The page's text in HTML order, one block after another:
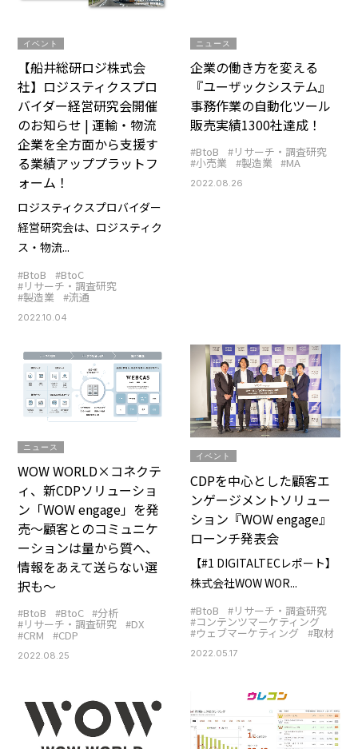
イベント
【船井総研ロジ株式会
社】ロジスティクスプロ
バイダー経営研究会開催
のお知らせ | 運輸・物流
企業を全方面から支援す
る業績アッププラットフ
ォーム！
ロジスティクスプロバイダー
経営研究会は、ロジスティク
ス・物流...
#BtoB #BtoC
#リサーチ・調査研究
#製造業 #流通
2022.10.04
ニュース
企業の働き方を変える
『ユーザックシステム』
事務作業の自動化ツール
販売実績1300社達成！
#BtoB #リサーチ・調査研究
#小売業 #製造業 #MA
2022.08.26
ニュース
WOW WORLD×コネクテ
ィ、新CDPソリューショ
ン「WOW engage」を発
売～顧客とのコミュニケ
ーションは量から質へ、
情報をあえて送らない選
択も～
#BtoB #BtoC #分析
#リサーチ・調査研究 #DX
#CRM #CDP
2022.08.25
イベント
CDPを中心とした顧客エ
ンゲージメントソリュー
ション『WOW engage』
ローンチ発表会
【#1 DIGITALTECレポート】
株式会社WOW WOR...
#BtoB #リサーチ・調査研究
#コンテンツマーケティング
#ウェブマーケティング #取材
2022.05.17